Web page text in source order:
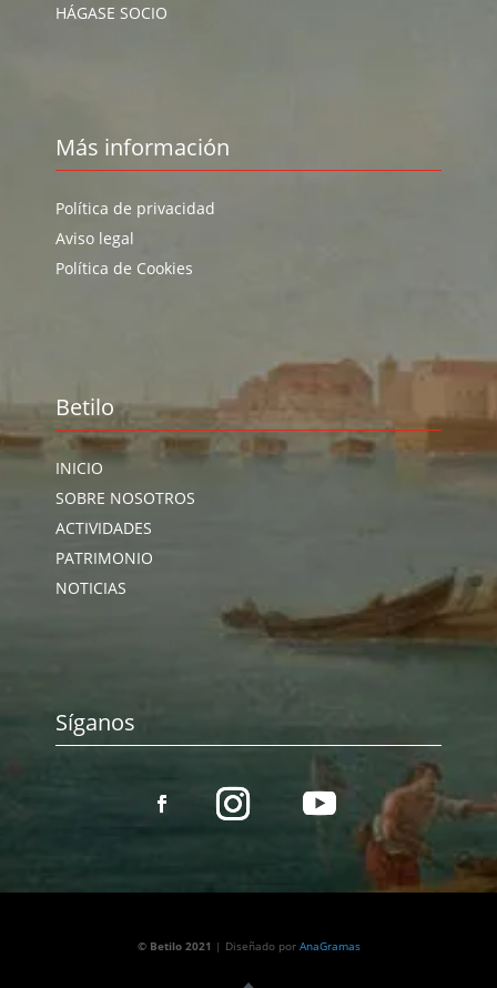
HÁGASE SOCIO
Más información
Política de privacidad
Aviso legal
Política de Cookies
Betilo
INICIO
SOBRE NOSOTROS
ACTIVIDADES
PATRIMONIO
NOTICIAS
Síganos
© Betilo 2021 | Diseñado por AnaGramas